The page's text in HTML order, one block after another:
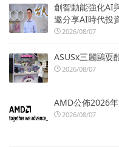
創智動能強化AI
邀分享AI時代投
2026/08/07
ASUSx三麗鷗耍
2026/08/07
AMD公佈2026
2026/08/07